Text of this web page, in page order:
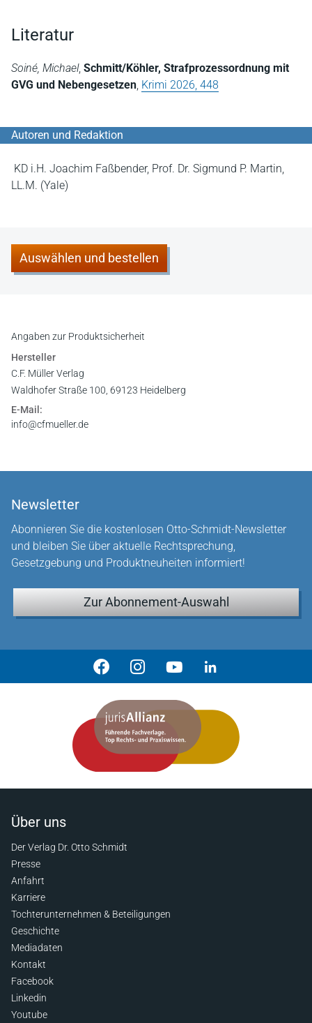
Literatur
Soiné, Michael, Schmitt/Köhler, Strafprozessordnung mit
GVG und Nebengesetzen Krimi 2026, 448
Autoren und Redaktion
KD i.H. Joachim Faßbender, Prof. Dr. Sigmund P. Martin,
LL.M. (Yale)
Auswählen und bestellen
Angaben zur Produktsicherheit
Hersteller
C.F. Müller Verlag
Waldhofer Straße 100, 69123 Heidelberg
E-Mail:
info@cfmueller.de
Newsletter
Abonnieren Sie die kostenlosen Otto-Schmidt-Newsletter
und bleiben Sie über aktuelle Rechtsprechung,
Gesetzgebung und Produktneuheiten informiert!
Zur Abonnement-Auswahl
Über uns
Der Verlag Dr. Otto Schmidt
Presse
Anfahrt
Karriere
Tochterunternehmen & Beteiligungen
Geschichte
Mediadaten
Kontakt
Facebook
Linkedin
Youtube